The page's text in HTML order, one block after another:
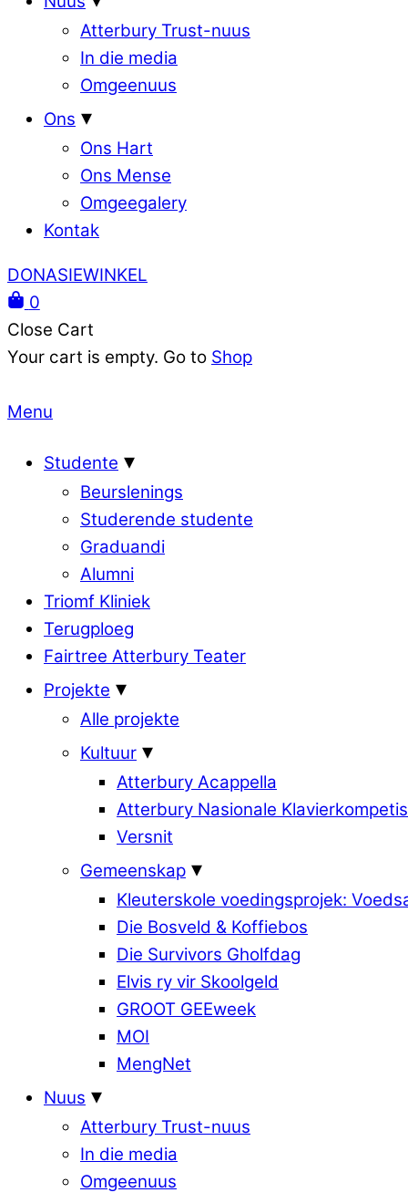
Atterbury Trust-nuus
In die media
Omgeenuus
Ons
Ons Hart
Ons Mense
Omgeegalery
Kontak
DONASIEWINKEL
0
Close Cart
Your cart is empty. Go to Shop
Menu
Studente
Beurslenings
Studerende studente
Graduandi
Alumni
Triomf Kliniek
Terugploeg
Fairtree Atterbury Teater
Projekte
Alle projekte
Kultuur
Atterbury Acappella
Atterbury Nasionale
Versnit
Gemeenskap
Kleuterskole voedingsprojek:
Die Bosveld & Koffiebos
Die Survivors Gholfdag
Elvis ry vir Skoolgeld
GROOT GEEweek
MOI
MengNet
Nuus
Atterbury Trust-nuus
In die media
Omgeenuus